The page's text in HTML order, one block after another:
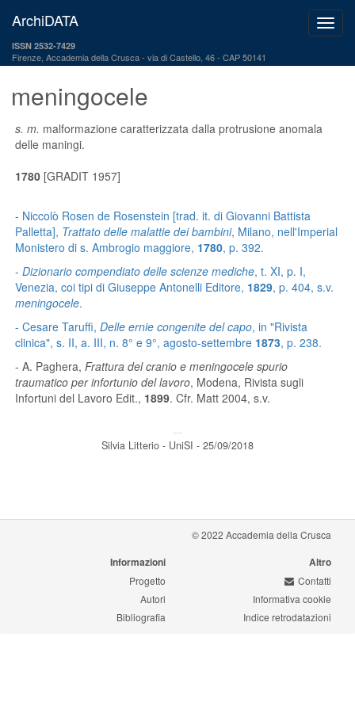
ArchiDATA
ISSN 2532-7429
Firenze, Accademia della Crusca via di Castello, 46 - CAP 50141
meningocele
s. m. malformazione caratterizzata dalla protrusione anomala
delle maningi.
1780[GRADIT 1957]
- Niccolò Rosen de Rosenstein [trad. it. di Giovanni Battista
Palletta], Trattato delle malattie dei bambini, Milano, nell'Imperial
Monistero di s. Ambrogio maggiore, 1780, p. 392.
- Dizionario compendiato delle scienze mediche, t. XI, p. I,
Venezia, coi tipi di Giuseppe Antonelli Editore, 1829, p. 404, s.v.
meningocele.
- Cesare Taruffi, Delle ernie congenite del capo, in "Rivista
clinica", s. II, a. III, n. 8° e 9°, agosto-settembre 1873, p. 238.
- A. Paghera, Frattura del cranio e meningocele spurio
traumatico per infortunio del lavoro, Modena, Rivista sugli
Infortuni del Lavoro Edit., 1899. Cfr. Matt 2004, s.v.
---
Silvia Litterio - UniSI - 25/09/2018
© 2022 Accademia della Crusca
Informazioni
Progetto
Autori
Bibliografia
Altro
Contatti
Informativa cookie
Indice retrodatazioni